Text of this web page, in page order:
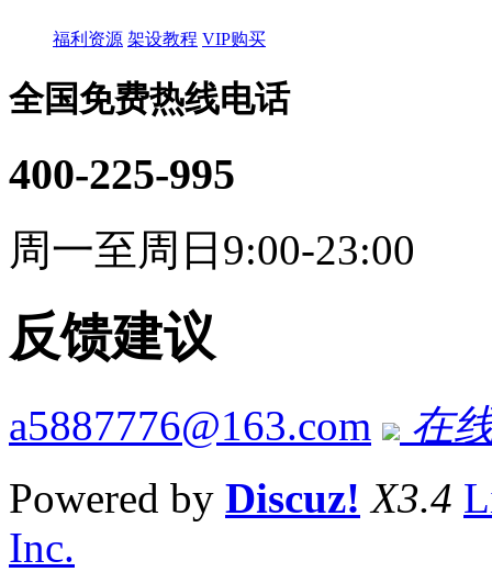
福利资源 架设教程 VIP购买
全国免费热线电话
400-225-995
周一至周日9:00-23:00
反馈建议
a5887776@163.com
在
Powered by Discuz! X3.4
Inc.